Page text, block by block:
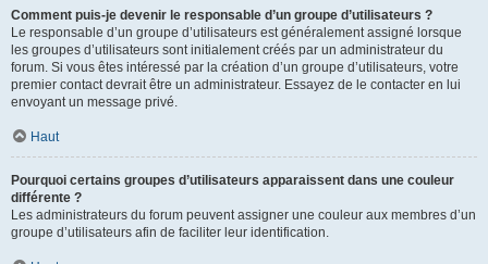
Comment puis-je devenir le responsable d’un groupe d’utilisateurs ?
Le responsable d’un groupe d’utilisateurs est généralement assigné lorsque
les groupes d’utilisateurs sont initialement créés par un administrateur du
forum. Si vous êtes intéressé par la création d’un groupe d’utilisateurs, votre
premier contact devrait être un administrateur. Essayez de le contacter en lui
envoyant un message privé.
Haut
Pourquoi certains groupes d’utilisateurs apparaissent dans une couleur
différente ?
Les administrateurs du forum peuvent assigner une couleur aux membres d’un
groupe d’utilisateurs afin de faciliter leur identification.